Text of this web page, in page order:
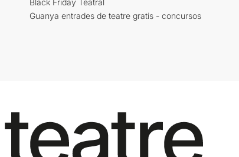
Black Friday Teatral
Guanya entrades de teatre gratis - concursos